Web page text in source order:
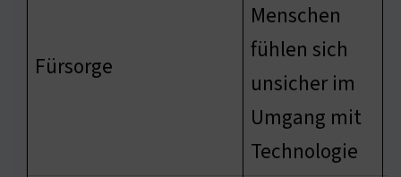
Fürsorge
Menschen
fühlen sich
unsicher im
Umgang mit
Technologie